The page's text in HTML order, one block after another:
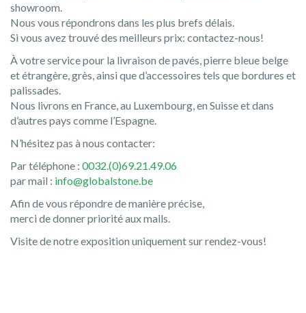
showroom.
Nous vous répondrons dans les plus brefs délais.
Si vous avez trouvé des meilleurs prix: contactez-nous!
À votre service pour la livraison de pavés, pierre bleue belge
et étrangère, grès, ainsi que d’accessoires tels que bordures et
palissades.
Nous livrons en France, au Luxembourg, en Suisse et dans
d’autres pays comme l’Espagne.
N’hésitez pas à nous contacter:
Par téléphone : 0032.(0)69.21.49.06
par mail : info@globalstone.be
Afin de vous répondre de manière précise,
merci de donner priorité aux mails.
Visite de notre exposition uniquement sur rendez-vous!